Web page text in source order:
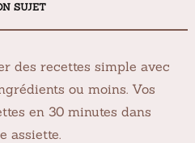
SUJET
des recettes simple avec
ou moins. Vos
en 30 minutes dans
assiette.